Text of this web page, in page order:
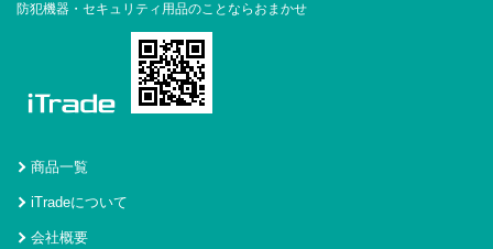
防犯機器・セキュリティ用品のことならおまかせ
商品一覧
iTradeについて
会社概要